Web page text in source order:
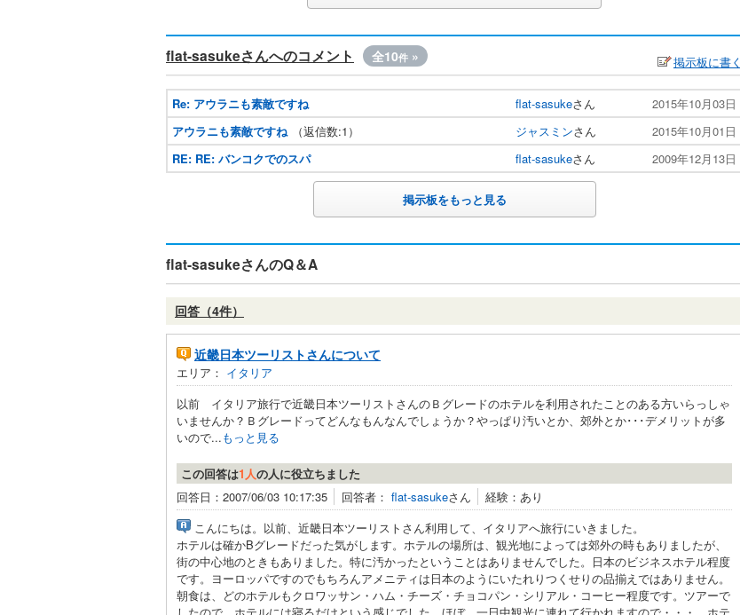
flat-sasukeさんへのコメント 全10件 » 掲示板に書く
Re: アウラニも素敵ですね flat-sasukeさん
2015年10月03日
アウラニも素敵ですね
（返信数:1） ジャスミンさん
2015年10月01日
RE: RE: バンコクでのスパ
flat-sasukeさん 2009年12月13日
掲示板をもっと見る
flat-sasukeさんのQ＆A
回答（4件）
近畿日本ツーリストさんについて
エリア： イタリア
以前 イタリア旅行で近畿日本ツーリストさんのＢグレードのホテルを利用されたことのある方いらっしゃ
いませんか？Ｂグレードってどんなもんなんでしょうか？やっぱり汚いとか、郊外とか･･･デメリットが多
いので...もっと見る
この回答は1人の人に役立ちました
回答日：2007/06/03 10:17:35
回答者： flat-sasukeさん
経験：あり
こんにちは。以前、近畿日本ツーリストさん利用して、イタリアへ旅行にいきました。
ホテルは確かBグレードだった気がします。ホテルの場所は、観光地によっては郊外の時もありましたが、
街の中心地のときもありました。特に汚かったということはありませんでした。日本のビジネスホテル程度
です。ヨーロッパですのでもちろんアメニティは日本のようにいたれりつくせりの品揃えではありません。
朝食は、どのホテルもクロワッサン・ハム・チーズ・チョコパン・シリアル・コーヒー程度です。ツアーで